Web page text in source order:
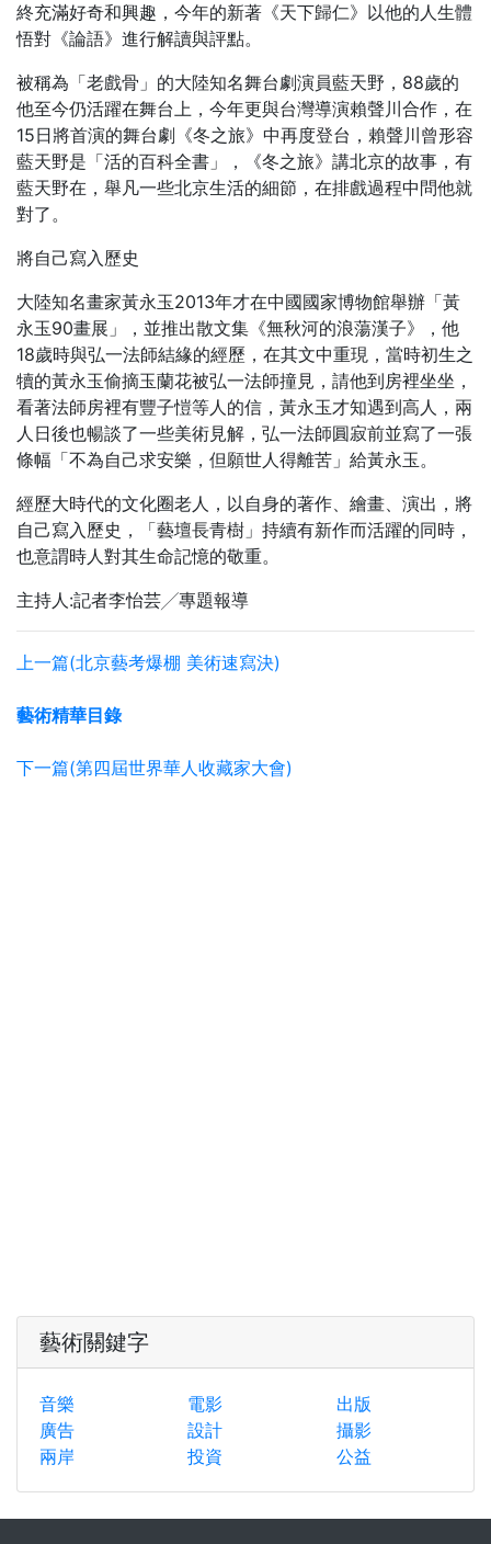
終充滿好奇和興趣，今年的新著《天下歸仁》以他的人生體
悟對《論語》進行解讀與評點。
被稱為「老戲骨」的大陸知名舞台劇演員藍天野，88歲的
他至今仍活躍在舞台上，今年更與台灣導演賴聲川合作，在
15日將首演的舞台劇《冬之旅》中再度登台，賴聲川曾形容
藍天野是「活的百科全書」，《冬之旅》講北京的故事，有
藍天野在，舉凡一些北京生活的細節，在排戲過程中問他就
對了。
將自己寫入歷史
大陸知名畫家黃永玉2013年才在中國國家博物館舉辦「黃
永玉90畫展」，並推出散文集《無秋河的浪蕩漢子》，他
18歲時與弘一法師結緣的經歷，在其文中重現，當時初生之
犢的黃永玉偷摘玉蘭花被弘一法師撞見，請他到房裡坐坐，
看著法師房裡有豐子愷等人的信，黃永玉才知遇到高人，兩
人日後也暢談了一些美術見解，弘一法師圓寂前並寫了一張
條幅「不為自己求安樂，但願世人得離苦」給黃永玉。
經歷大時代的文化圈老人，以自身的著作、繪畫、演出，將
自己寫入歷史，「藝壇長青樹」持續有新作而活躍的同時，
也意謂時人對其生命記憶的敬重。
主持人:記者李怡芸╱專題報導
上一篇(北京藝考爆棚 美術速寫決)
藝術精華目錄
下一篇(第四屆世界華人收藏家大會)
藝術關鍵字
音樂 電影
出版
廣告
設計
攝影
兩岸
投資 公益